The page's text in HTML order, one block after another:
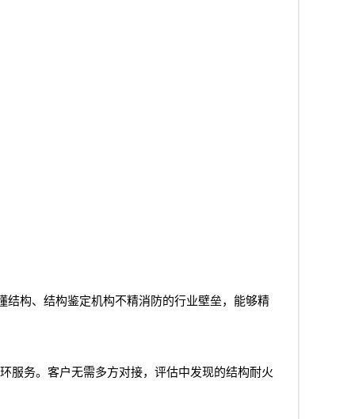
构、结构鉴定机构不精消防的行业壁垒，能够精
服务。客户无需多方对接，评估中发现的结构耐火